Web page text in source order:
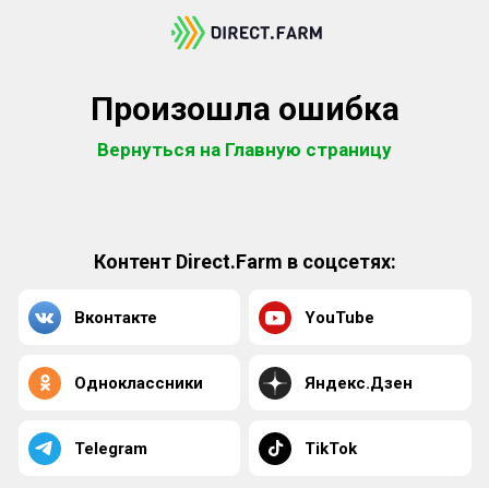
Произошла ошибка
Вернуться на Главную страницу
Контент Direct.Farm в соцсетях:
Вконтакте YouTube
Одноклассники Яндекс.Дзен
Telegram TikTok